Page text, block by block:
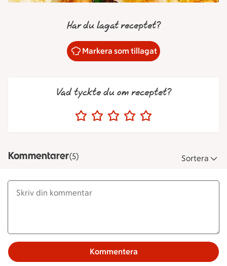
Har du lagat receptet?
Markera som tillagat
Vad tyckte du om receptet?
Kommentarer(5) Sortera
Kommentera